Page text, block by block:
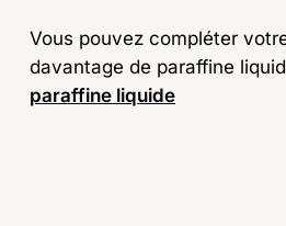
Vous pouvez compléter
davantage de paraffine
paraffine liquide